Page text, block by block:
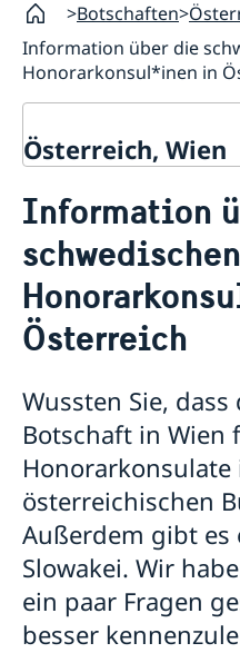
Botschaften
Information über die
Honorarkonsul*inen in
Österreich, Wien
Schwedische
Österreich
Über uns
Die Botschafterin
Über das
Offene Stellen
Aktuelles
Antrag eines
EU-Erklärung der
Konsularische Besuche
Botschaft
Information über die
Honorarkonsul*inen in
Graz - Gerald Babel-
Innsbruck - Johannes
Klagenfurt - Herta
Linz - Elke
Salzburg - Martina
Information
schwedischen
Österreich
Wussten Sie,
Botschaft in Wien
Honorarkonsulate
österreichischen
Außerdem gibt
Slowakei. Wir
ein paar Fragen
besser